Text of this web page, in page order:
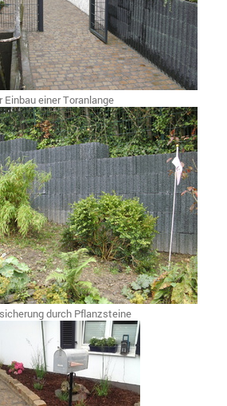
Einbau einer Toranlange
durch Pflanzsteine